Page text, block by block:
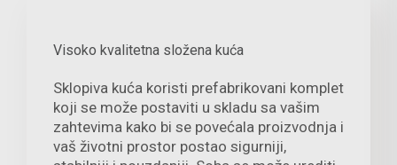
Visoko kvalitetna složena kuća
Sklopiva kuća koristi prefabrikovani komplet
koji se može postaviti u skladu sa vašim
zahtevima kako bi se povećala proizvodnja i
vaš životni prostor postao sigurniji,